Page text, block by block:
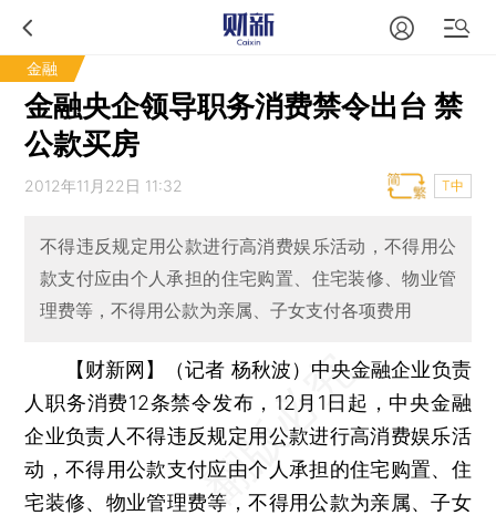
金融
金融央企领导职务消费禁令出台 禁
公款买房
2012年11月22日 11:32 T中
不得违反规定用公款进行高消费娱乐活动，不得用公
款支付应由个人承担的住宅购置、住宅装修、物业管
理费等，不得用公款为亲属、子女支付各项费用
【财新网】（记者 杨秋波） 中央金融企业负责
人职务消费12条禁令发布，12月1日起，中央金融
企业负责人不得违反规定用公款进行高消费娱乐活
动，不得用公款支付应由个人承担的住宅购置、住
宅装修、物业管理费等，不得用公款为亲属、子女